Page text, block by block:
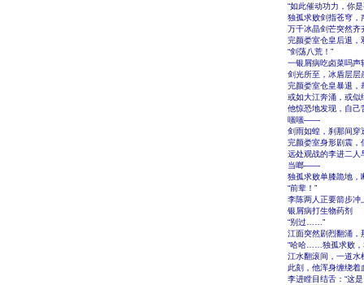
“如此催动功力，你
独孤求败剑指苍穹，
万千冰晶剑芒突然齐
完颜娄室仓皇后退，
“剑荡八荒！”
一银屑病吃卤菜吗声
剑光所至，冰盾层层
完颜娄室仓皇暴退，
或如大江奔涌，或
他惊恐地发现，自己
嗤嗤――
剑雨如蝗，刹那间穿
完颜娄室身形剧震，
远处观战的李进二人
当啷――
独孤求败单膝跪地，
“前辈！”
李陈两人正要箭步冲
银屑病打生物药剂
“别过……”
江面突然剧烈翻涌，
“哈哈……独孤求败，
江水翻滚间，一道水
此刻，他浑身缠绕着
李进瞠目结舌：“这